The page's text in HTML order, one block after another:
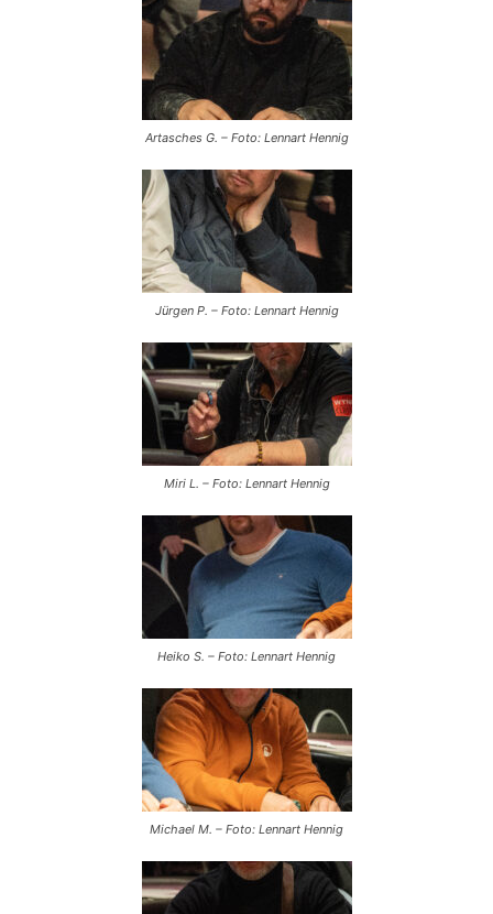
Artasches G. – Foto: Lennart Hennig
Jürgen P. – Foto: Lennart Hennig
Miri L. – Foto: Lennart Hennig
Heiko S. – Foto: Lennart Hennig
Michael M. – Foto: Lennart Hennig